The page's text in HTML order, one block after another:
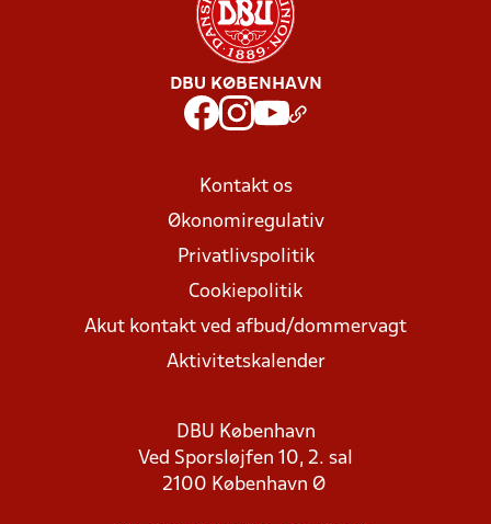
DBU KØBENHAVN
Kontakt os
Økonomiregulativ
Privatlivspolitik
Cookiepolitik
Akut kontakt ved afbud/dommervagt
Aktivitetskalender
DBU København
Ved Sporsløjfen 10, 2. sal
2100 København Ø